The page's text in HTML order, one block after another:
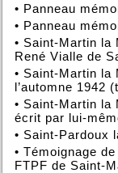
• Panneau
• Panneau
• Saint-Martin la
René Vialle de
• Saint-Martin la
l’automne 1942
• Saint-Martin la
écrit par lui-
• Saint-Pardoux
• Témoignage
FTPF de Saint-